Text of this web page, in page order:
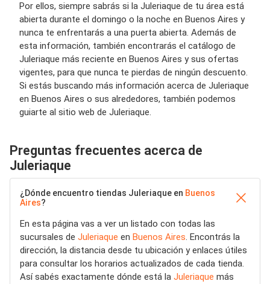
Por ellos, siempre sabrás si la Juleriaque de tu área está
abierta durante el domingo o la noche en Buenos Aires y
nunca te enfrentarás a una puerta abierta. Además de
esta información, también encontrarás el catálogo de
Juleriaque más reciente en Buenos Aires y sus ofertas
vigentes, para que nunca te pierdas de ningún descuento.
Si estás buscando más información acerca de Juleriaque
en Buenos Aires o sus alrededores, también podemos
guiarte al sitio web de Juleriaque.
Preguntas frecuentes acerca de
Juleriaque
¿Dónde encuentro tiendas Juleriaque en Buenos
Aires?
En esta página vas a ver un listado con todas las
sucursales de Juleriaque en Buenos Aires. Encontrás la
dirección, la distancia desde tu ubicación y enlaces útiles
para consultar los horarios actualizados de cada tienda.
Así sabés exactamente dónde está la Juleriaque más